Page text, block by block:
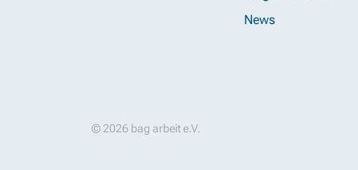
News
© 2026 bag arbeit e.V.